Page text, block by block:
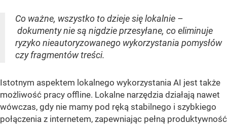
Co ważne, wszystko to dzieje się lokalnie –
dokumenty nie są nigdzie przesyłane, co eliminuje
ryzyko nieautoryzowanego wykorzystania pomysłów
czy fragmentów treści.
Istotnym aspektem lokalnego wykorzystania AI jest także
możliwość pracy offline. Lokalne narzędzia działają nawet
wówczas, gdy nie mamy pod ręką stabilnego i szybkiego
połączenia z internetem, zapewniając pełną produktywność